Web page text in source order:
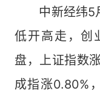
中新经纬5月
低开高走，创
盘，上证指数
成指涨0.80%